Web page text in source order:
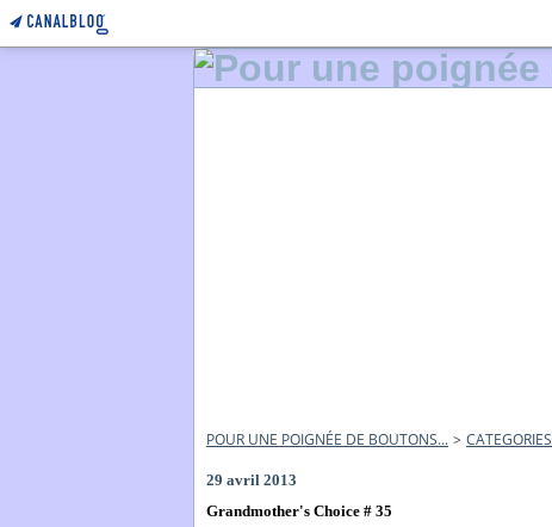
POUR UNE POIGNÉE DE BOUTONS... > CATEGORIES
29 avril 2013
Grandmother's Choice # 35